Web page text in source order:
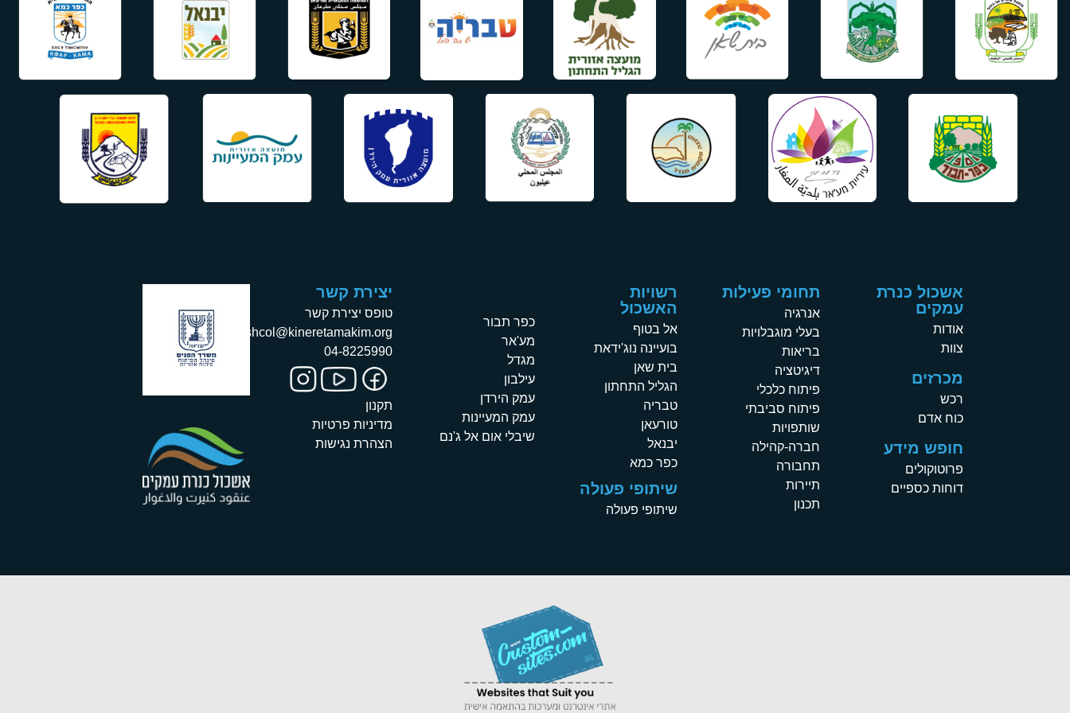
אשכול כנרת
עמקים
אודות
צוות
מכרזים
רכש
כוח אדם
חופש מידע
פרוטוקולים
דוחות כספיים
תחומי פעילות
אנרגיה
בעלי מוגבלויות
בריאות
דיגיטציה
פיתוח כלכלי
פיתוח סביבתי
שותפויות
חברה-קהילה
תחבורה
תיירות
תכנון
רשויות
האשכול
אל בטוף
בועיינה נוג'ידאת
בית שאן
הגליל התחתון
טבריה
טורעאן
יבנאל
כפר כמא
שיתופי פעולה
שיתופי פעולה
כפר תבור
מע'אר
מגדל
עילבון
עמק הירדן
עמק המעיינות
שיבלי אום אל ג'נם
יצירת קשר
טופס יצירת קשר
eshcol@kineretamakim.org
04-8225990
תקנון
מדיניות פרטיות
הצהרת נגישות